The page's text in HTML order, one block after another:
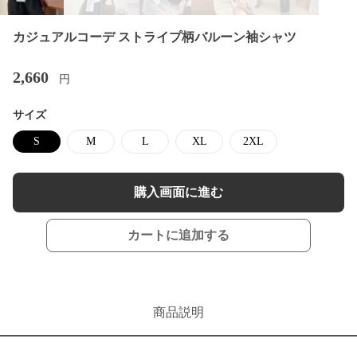
カジュアルコーデ ストライプ柄バルーン袖シャツ
2,660 円
サイズ
S M L XL 2XL
購入画面に進む
カートに追加する
商品説明